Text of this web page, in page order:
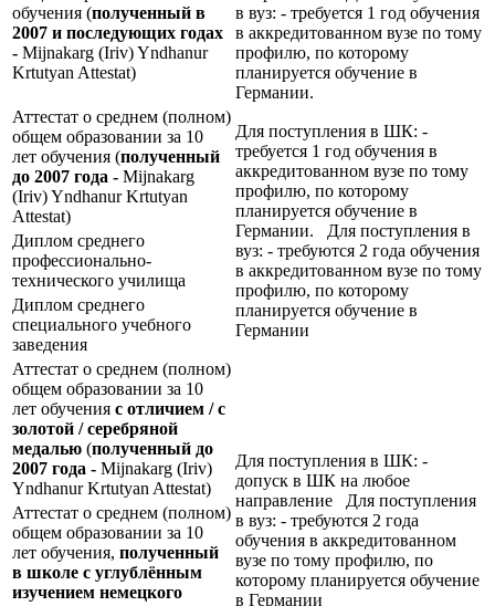
обучения (полученный в
2007 и последующих годах
- Mijnakarg (Iriv) Yndhanur
Krtutyan Attestat)
в вуз: - требуется 1 год обучения
в аккредитованном вузе по тому
профилю, по которому
планируется обучение в
Германии.
Аттестат о среднем (полном)
общем образовании за 10
лет обучения (полученный
до 2007 года - Mijnakarg
(Iriv) Yndhanur Krtutyan
Attestat)
Для поступления в ШК: -
требуется 1 год обучения в
аккредитованном вузе по тому
профилю, по которому
планируется обучение в
Германии. Для поступления в
вуз: - требуются 2 года обучения
в аккредитованном вузе по тому
профилю, по которому
планируется обучение в
Германии
Диплом среднего
профессионально-
технического училища
Диплом среднего
специального учебного
заведения
Аттестат о среднем (полном)
общем образовании за 10
лет обучения с отличием / с
золотой / серебряной
медалью (полученный до
2007 года - Mijnakarg (Iriv)
Yndhanur Krtutyan Attestat)
Для поступления в ШК: -
допуск в ШК на любое
направление Для поступления
в вуз: - требуются 2 года
обучения в аккредитованном
вузе по тому профилю, по
которому планируется обучение
в Германии
Аттестат о среднем (полном)
общем образовании за 10
лет обучения, полученный
в школе с углублённым
изучением немецкого